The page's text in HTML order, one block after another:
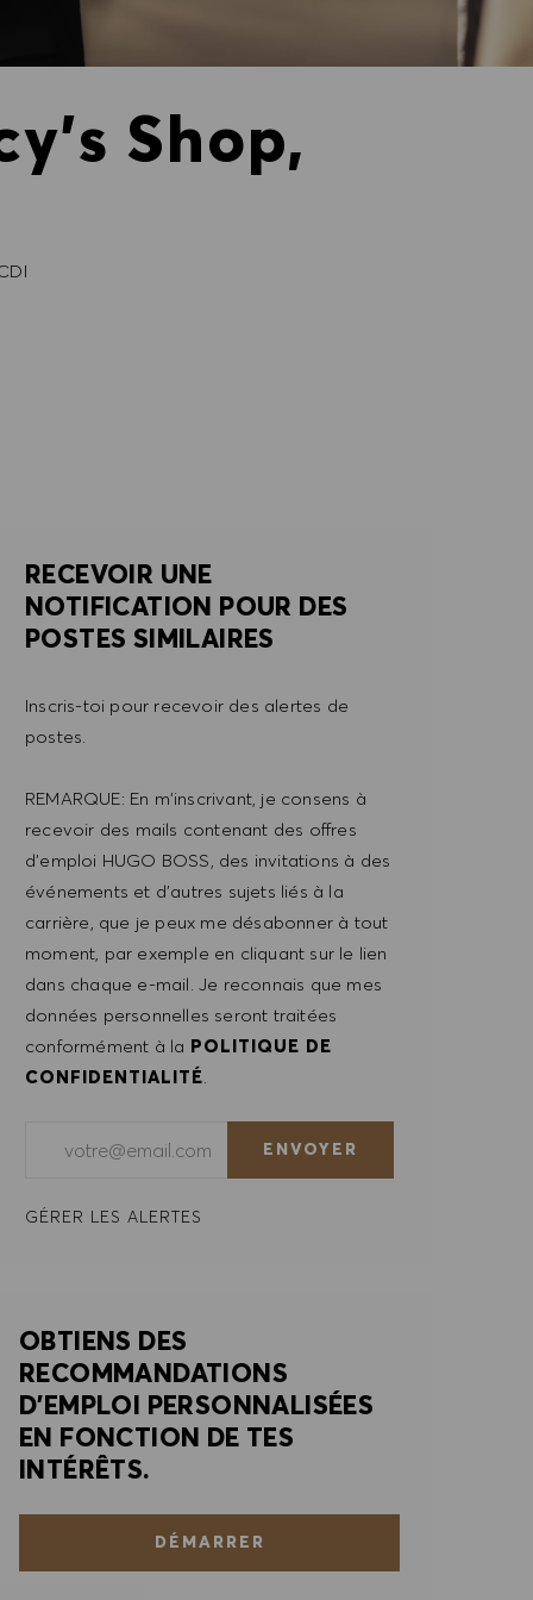
Shop,
RECEVOIR UNE
NOTIFICATION POUR DES
POSTES SIMILAIRES
Inscris-toi pour recevoir des alertes de
postes.
REMARQUE: En m'inscrivant, je consens à
recevoir des mails contenant des offres
d'emploi HUGO BOSS, des invitations à des
événements et d'autres sujets liés à la
carrière, que je peux me désabonner à tout
moment, par exemple en cliquant sur le lien
dans chaque e-mail. Je reconnais que mes
données personnelles seront traitées
conformément à la POLITIQUE DE
CONFIDENTIALITÉ
ENVOYER
GÉRER LES ALERTES
OBTIENS DES
RECOMMANDATIONS
D'EMPLOI PERSONNALISÉES
EN FONCTION DE TES
INTÉRÊTS.
DÉMARRER